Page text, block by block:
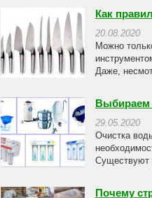
Как
20.08.2020
Можно
Даже,
Выбираем
29.05.2020
Очистка
Существуют
Почему